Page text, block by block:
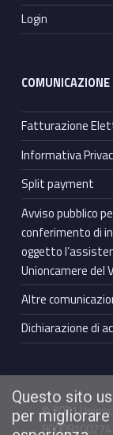
Login
COMUNICAZIONE
Fatturazione
Informativa
Split payment
Avviso pubblico
conferimento di
oggetto
Unioncamere del
Altre
Dichiarazione di
© 2021
80009100274
Questo sito
per migliorare